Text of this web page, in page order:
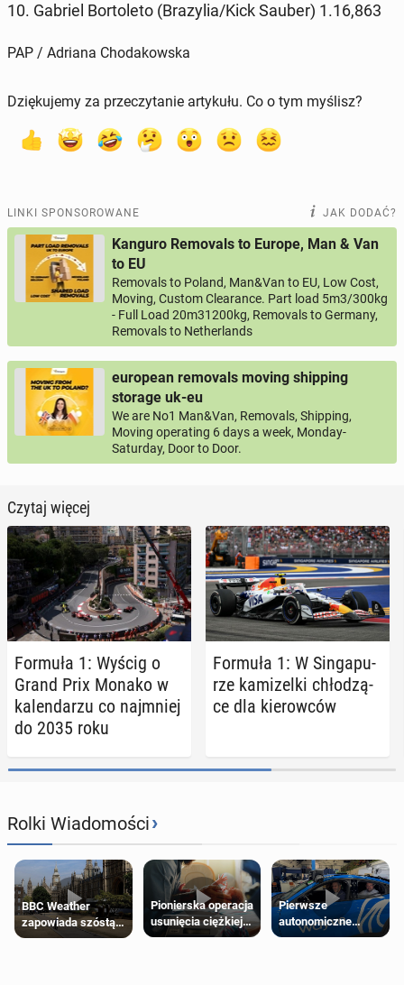
10. Gabriel Bor­to­le­to (Bra­zy­lia/Kick Sauber) 1.16,863
PAP / Adriana Chodakowska
Dziękujemy za przeczytanie artykułu. Co o tym myślisz?
LINKI SPONSOROWANE JAK DODAĆ?
Kanguro Removals to Europe, Man & Van
to EU
Removals to Poland, Man&Van to EU, Low Cost,
Moving, Custom Clearance. Part load 5m3/300kg
- Full Load 20m31200kg, Removals to Germany,
Removals to Netherlands
european removals moving shipping
storage uk-eu
We are No1 Man&Van, Removals, Shipping,
Moving operating 6 days a week, Monday-
Saturday, Door to Door.
Czytaj więcej
Formuła 1: Wyścig o
Grand Prix Monako w
ka­len­da­rzu co naj­mniej
do 2035 roku
Formuła 1: W Sin­ga­pu­
rze ka­mi­zel­ki chło­dzą­
ce dla kie­row­ców
Rolki Wiadomości›
BBC Weather
zapowiada szóstą
falę upałów w
Pionierska operacja
usunięcia ciężkiej
wady wrodzonej
Pierwsze
autonomiczne
Ubery pojawią się